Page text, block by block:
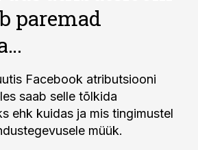
paremad
Facebook atributsiooni
saab selle tõlkida
ehk kuidas ja mis tingimustel
müük.